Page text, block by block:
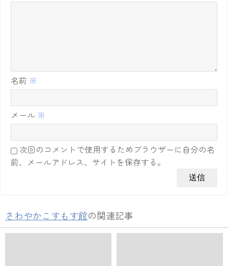
名前 ※
メール ※
次回のコメントで使用するためブラウザーに自分の名
前、メールアドレス、サイトを保存する。
さわやかこすもす館の関連記事